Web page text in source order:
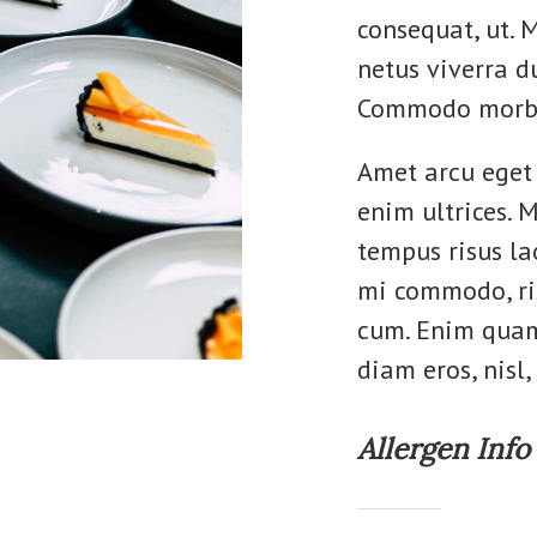
consequat, ut.
netus viverra
Commodo
Amet arcu
enim ultrices.
tempus risus
mi commodo,
cum. Enim
diam eros,
Allergen Info